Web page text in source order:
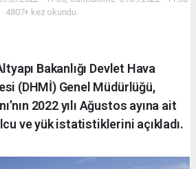
4807+ kez okundu.
Bakanlığı Devlet Hava
(DHMİ) Genel Müdürlüğü,
2022 yılı Ağustos ayına ait
ve yük istatistiklerini açıkladı.